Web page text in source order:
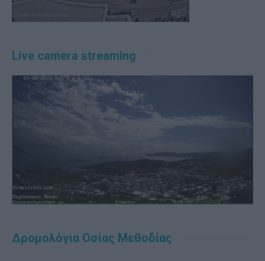
Live camera streaming
Δρομολόγια Οσίας Μεθοδίας